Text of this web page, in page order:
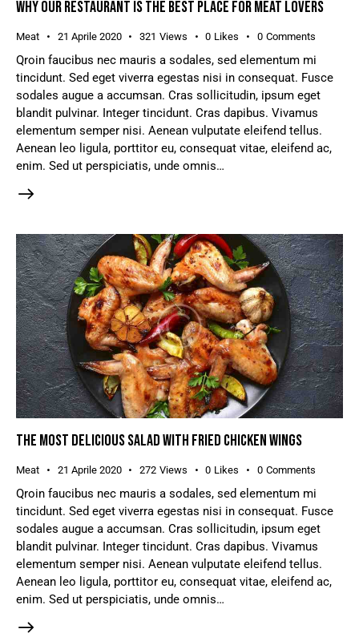
WHY OUR RESTAURANT IS THE BEST PLACE FOR MEAT LOVERS
Meat 21 Aprile 2020 321 Views 0 Likes 0 Comments
Qroin faucibus nec mauris a sodales, sed elementum mi
tincidunt. Sed eget viverra egestas nisi in consequat. Fusce
sodales augue a accumsan. Cras sollicitudin, ipsum eget
blandit pulvinar. Integer tincidunt. Cras dapibus. Vivamus
elementum semper nisi. Aenean vulputate eleifend tellus.
Aenean leo ligula, porttitor eu, consequat vitae, eleifend ac,
enim. Sed ut perspiciatis, unde omnis…
THE MOST DELICIOUS SALAD WITH FRIED CHICKEN WINGS
Meat 21 Aprile 2020 272 Views 0 Likes 0 Comments
Qroin faucibus nec mauris a sodales, sed elementum mi
tincidunt. Sed eget viverra egestas nisi in consequat. Fusce
sodales augue a accumsan. Cras sollicitudin, ipsum eget
blandit pulvinar. Integer tincidunt. Cras dapibus. Vivamus
elementum semper nisi. Aenean vulputate eleifend tellus.
Aenean leo ligula, porttitor eu, consequat vitae, eleifend ac,
enim. Sed ut perspiciatis, unde omnis…